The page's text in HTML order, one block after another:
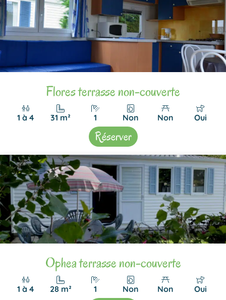
Flores terrasse non-couverte
1 à 4 31 m² 1 Non Non Oui
Réserver
Ophea terrasse non-couverte
1 à 4 28 m² 1 Non Non Oui